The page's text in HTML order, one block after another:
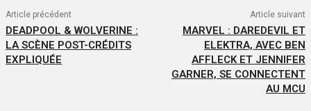
Article précédent
DEADPOOL & WOLVERINE :
LA SCÈNE POST-CRÉDITS
EXPLIQUÉE
Article suivant
MARVEL : DAREDEVIL ET
ELEKTRA, AVEC BEN
AFFLECK ET JENNIFER
GARNER, SE CONNECTENT
AU MCU